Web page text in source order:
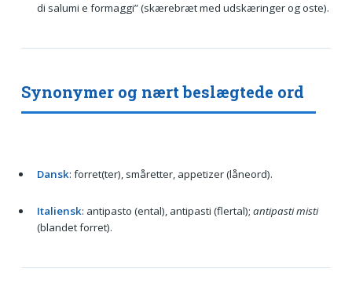
di salumi e formaggi” (skærebræt med udskæringer og oste).
Synonymer og nært beslægtede ord
Dansk: forret(ter), småretter, appetizer (låneord).
Italiensk: antipasto (ental), antipasti (flertal); antipasti misti
(blandet forret).